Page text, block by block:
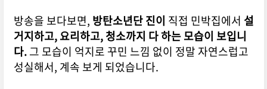
방송을 보다보면, 방탄소년단 진이 직접 민박집에서 설
거지하고, 요리하고, 청소까지 다 하는 모습이 보입니
다.그 모습이 억지로 꾸민 느낌 없이 정말 자연스럽고
성실해서, 계속 보게 되었습니다.